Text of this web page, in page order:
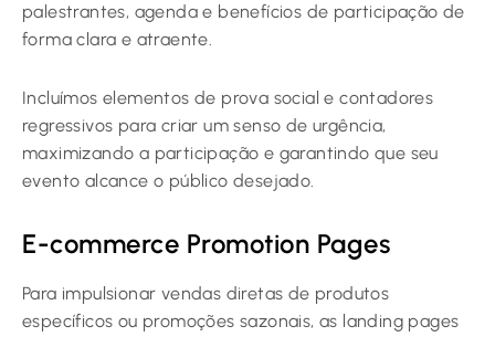
palestrantes, agenda e benefícios de participação de
forma clara e atraente.
Incluímos elementos de prova social e contadores
regressivos para criar um senso de urgência,
maximizando a participação e garantindo que seu
evento alcance o público desejado.
E-commerce Promotion Pages
Para impulsionar vendas diretas de produtos
específicos ou promoções sazonais, as landing pages